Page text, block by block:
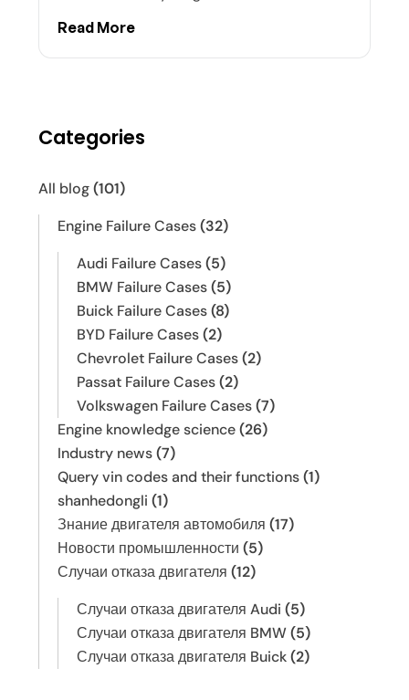
Read More
Categories
All blog(101)
Engine Failure Cases(32)
Audi Failure Cases(5)
BMW Failure Cases(5)
Buick Failure Cases(8)
BYD Failure Cases(2)
Chevrolet Failure Cases(2)
Passat Failure Cases(2)
Volkswagen Failure Cases(7)
Engine knowledge science(26)
Industry news(7)
Query vin codes and their functions(1)
shanhedongli (1)
Знание двигателя автомобиля (17)
Новости промышленности (5)
Случаи отказа двигателя (12)
Случаи отказа двигателя Audi (5)
Случаи отказа двигателя BMW(5)
Случаи отказа двигателя Buick(2)